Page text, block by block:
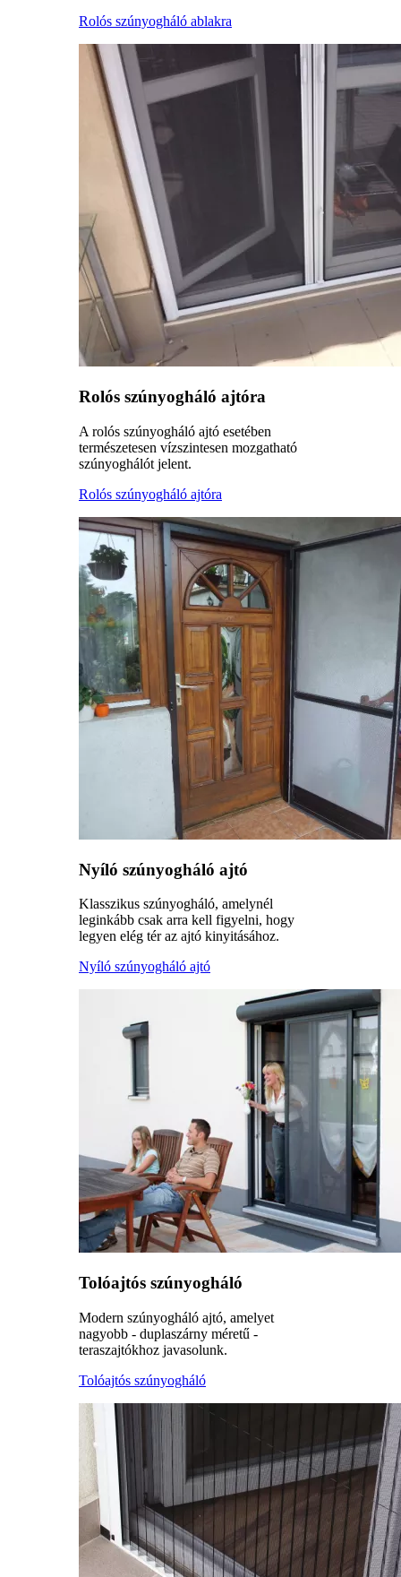
Rolós szúnyogháló ablakra
Rolós szúnyogháló ajtóra
A rolós szúnyogháló ajtó esetében
természetesen vízszintesen mozgatható
szúnyoghálót jelent.
Rolós szúnyogháló ajtóra
Nyíló szúnyogháló ajtó
Klasszikus szúnyogháló, amelynél
leginkább csak arra kell figyelni, hogy
legyen elég tér az ajtó kinyitásához.
Nyíló szúnyogháló ajtó
Tolóajtós szúnyogháló
Modern szúnyogháló ajtó, amelyet
nagyobb - duplaszárny méretű -
teraszajtókhoz javasolunk.
Tolóajtós szúnyogháló